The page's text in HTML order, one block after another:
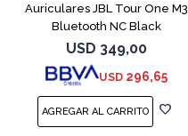
Auriculares JBL Tour One M3
Bluetooth NC Black
USD 349,00
USD 296,65